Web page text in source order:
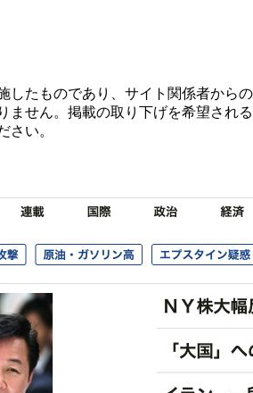
したものであり、サイト関係者からの
ません。掲載の取り下げを希望される
さい。